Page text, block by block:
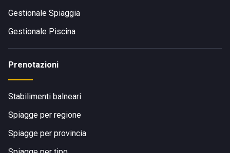
Gestionale Spiaggia
Gestionale Piscina
Prenotazioni
Stabilimenti balneari
Spiagge per regione
Spiagge per provincia